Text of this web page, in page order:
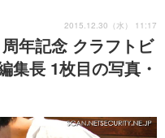
年記念 クラフトビ
集長 1枚目の写真・
2015.12.30（水） 11:17